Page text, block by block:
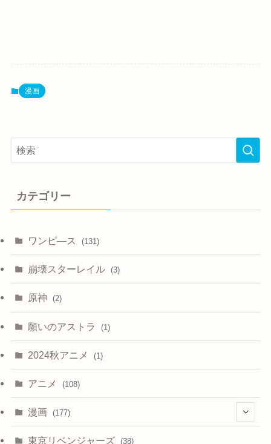
漫画
カテゴリー
ワンピ―ス (131)
崩壊スターレイル (3)
原神 (2)
願いのアストラ (1)
2024秋アニメ (1)
アニメ (108)
漫画 (177)
(4)
東京リベンジャーズ (38)